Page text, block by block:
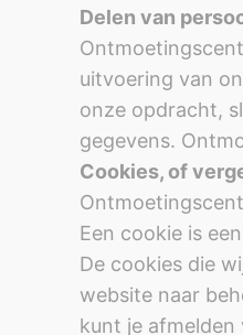
Delen van
uitvoering van
onze opdracht,
gegevens.
Cookies, of
Een cookie is
De cookies die
website naar
kunt je